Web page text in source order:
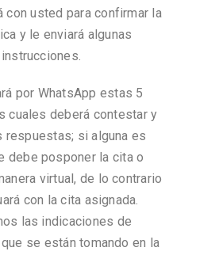
con usted para confirmar la
y le enviará algunas
instrucciones.
por WhatsApp estas 5
cuales deberá contestar y
respuestas; si alguna es
debe posponer la cita o
virtual, de lo contrario
con la cita asignada.
las indicaciones de
se están tomando en la